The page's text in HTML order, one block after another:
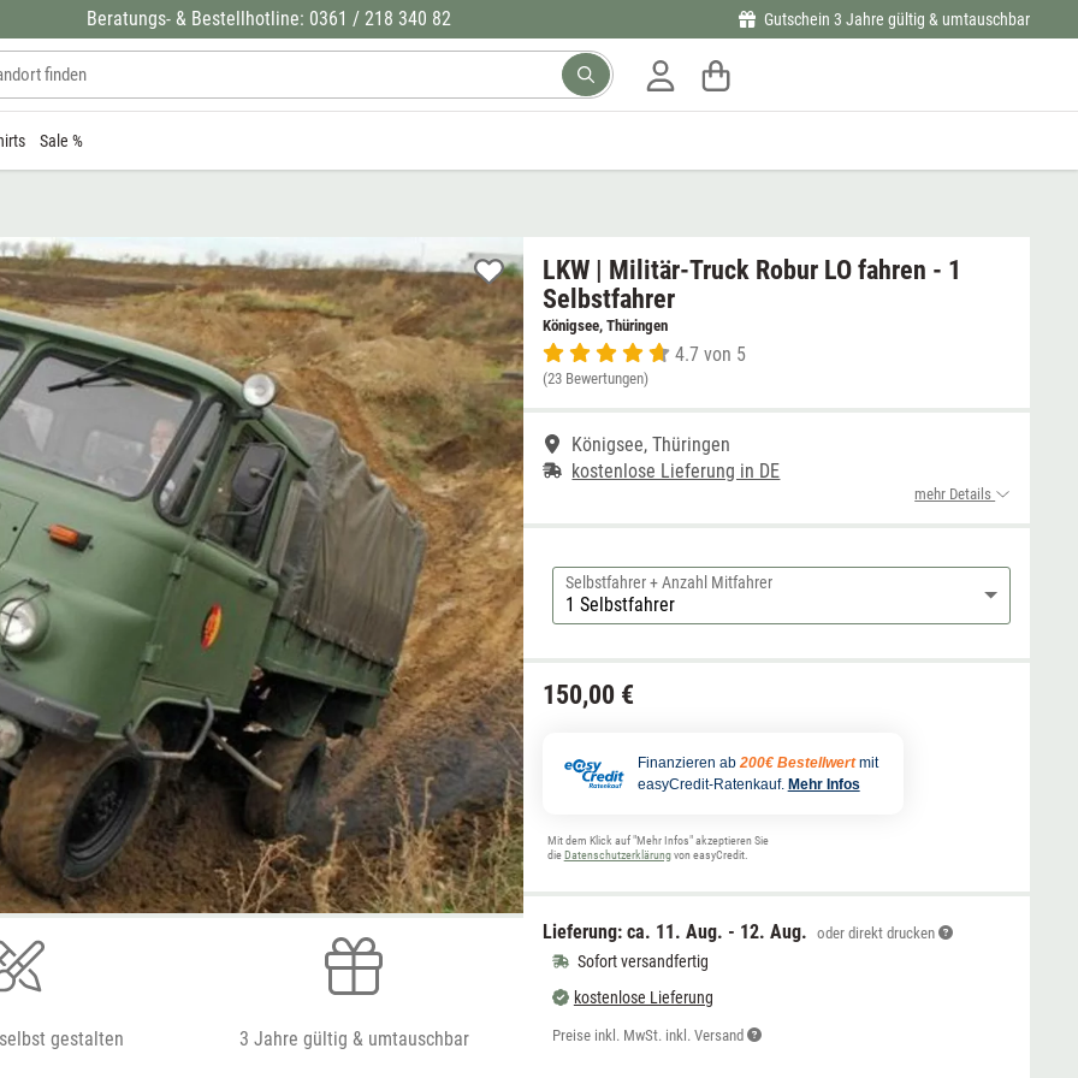
Beratungs- & Bestellhotline: 0361 / 218 340 82 Gutschein 3 Jahre gültig & umtauschbar
Sale %
gestalten 3 Jahre gültig & umtauschbar
LKW | Militär-Truck Robur LO fahren - 1
Selbstfahrer
Königsee, Thüringen
4.7 von 5
(23 Bewertungen)
Königsee, Thüringen
kostenlose Lieferung in DE
mehr Details
Selbstfahrer + Anzahl Mitfahrer
150,00 €
Finanzieren ab 200€ Bestellwert mit
easyCredit-Ratenkauf. Mehr Infos
Mit dem Klick auf "Mehr Infos" akzeptieren Sie
dieDatenschutzerklärungvon easyCredit.
Lieferung: ca. 11. Aug. - 12. Aug. oder direkt drucken
Sofort versandfertig
kostenlose Lieferung
Preise inkl. MwSt. inkl. Versand